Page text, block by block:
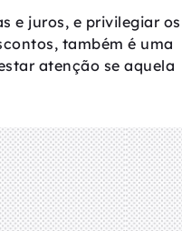
e juros, e privilegiar os
também é uma
atenção se aquela